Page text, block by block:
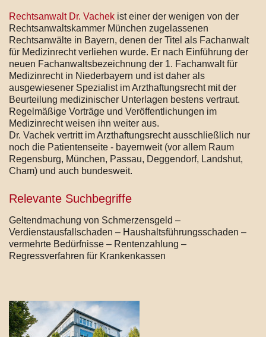
Rechtsanwalt Dr. Vachek ist einer der wenigen von der
Rechtsanwaltskammer München zugelassenen
Rechtsanwälte in Bayern, denen der Titel als Fachanwalt
für Medizinrecht verliehen wurde. Er nach Einführung der
neuen Fachanwaltsbezeichnung der 1. Fachanwalt für
Medizinrecht in Niederbayern und ist daher als
ausgewiesener Spezialist im Arzthaftungsrecht mit der
Beurteilung medizinischer Unterlagen bestens vertraut.
Regelmäßige Vorträge und Veröffentlichungen im
Medizinrecht weisen ihn weiter aus.
Dr. Vachek vertritt im Arzthaftungsrecht ausschließlich nur
noch die Patientenseite - bayernweit (vor allem Raum
Regensburg, München, Passau, Deggendorf, Landshut,
Cham) und auch bundesweit.
Relevante Suchbegriffe
Geltendmachung von Schmerzensgeld –
Verdienstausfallschaden – Haushaltsführungsschaden –
vermehrte Bedürfnisse – Rentenzahlung –
Regressverfahren für Krankenkassen